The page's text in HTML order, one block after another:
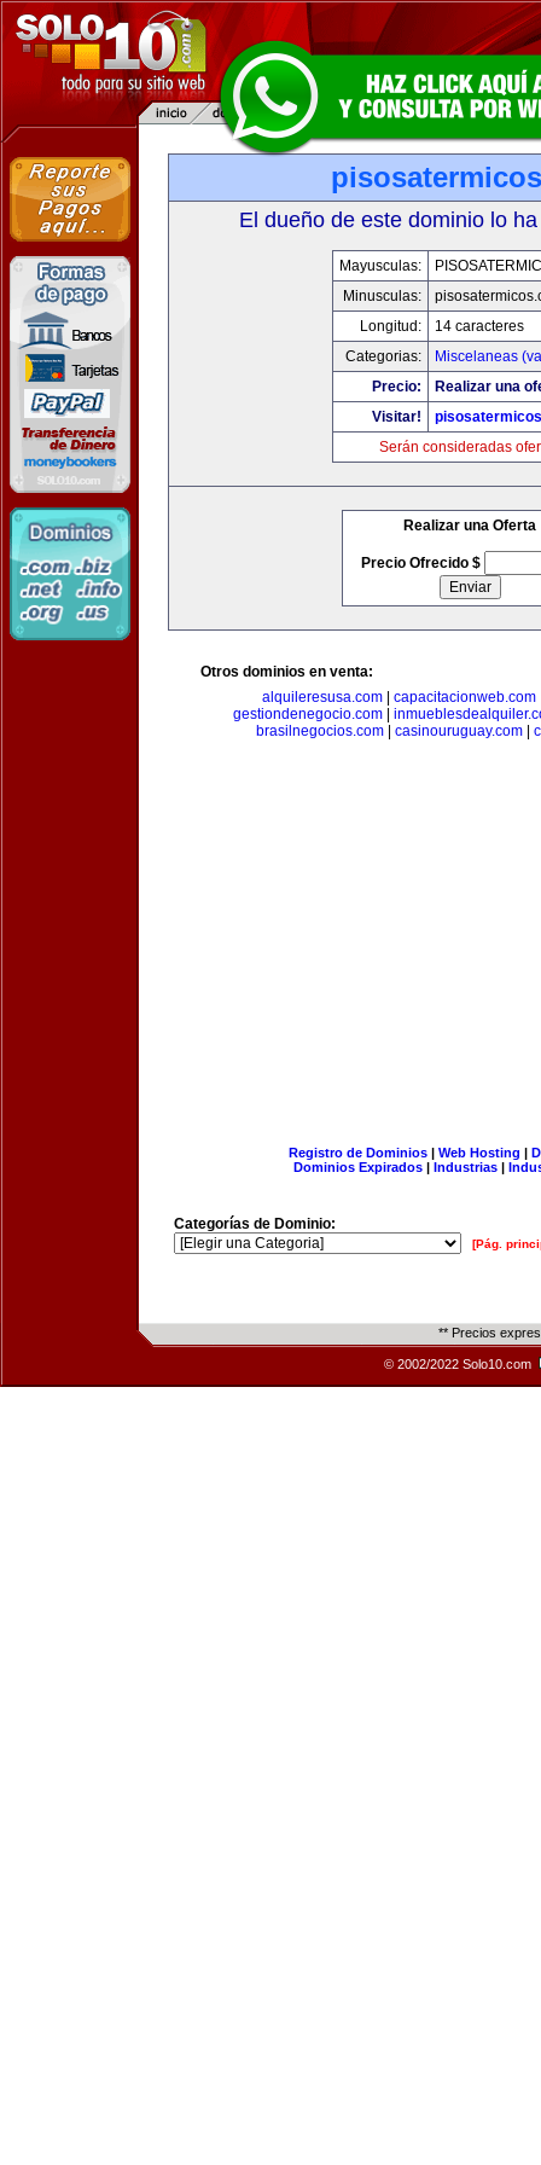
El dueño de este dominio lo
Mayusculas:
Minusculas:
Longitud:
14 caracteres
Categorias:
Miscelaneas
Precio:
Realizar una
Visitar!
Serán consideradas
Realizar una Oferta
Precio Ofrecido $
Otros dominios en venta:
alquileresusa.com
capacitacionweb.com
gestiondenegocio.com|
brasilnegocios.com| casinouruguay.com|
Registro de Dominios| Web Hosting |
Dominios Expirados | Industrias |
Categorías de Dominio:
[Pág.
** Precios
© 2002/2022 Solo10.com